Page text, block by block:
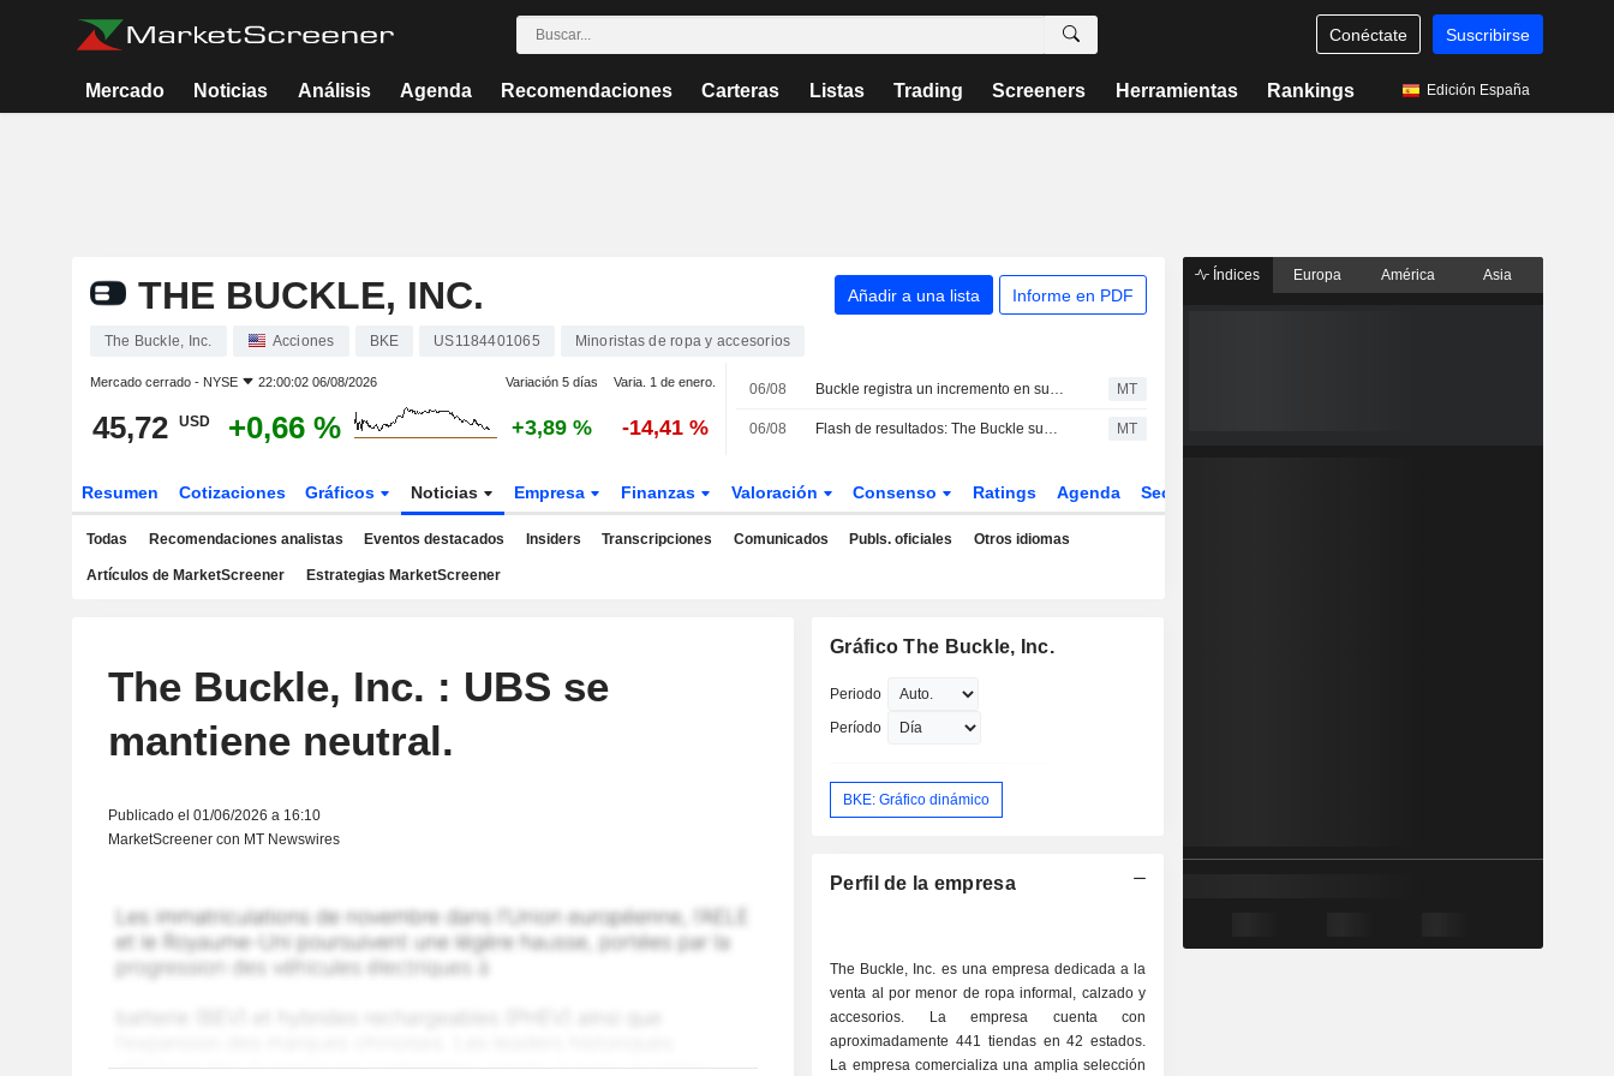
Conéctate Suscribirse
Mercado Noticias Análisis Agenda Recomendaciones Carteras Listas Trading Screeners Herramientas Rankings Edición España
THE BUCKLE, INC. Añadir a una lista Informe en PDF
The Buckle, Inc. Acciones BKE US1184401065 Minoristas de ropa y accesorios
Mercado cerrado - NYSE 22:00:02 06/08/2026 Variación 5 días Varia. 1 de enero.
45,72 USD +0,66 % +3,89 % -14,41 %
06/08 Buckle registra un incremento en sus ventas netas de julio MT
06/08 Flash de resultados: The Buckle supera las previsiones con unos ingresos de 319,8 millones USD en el segundo trimestre MT
Resumen Cotizaciones Gráficos Noticias Empresa Finanzas Valoración Consenso Ratings Agenda Sector
Todas Recomendaciones analistas Eventos destacados Insiders Transcripciones Comunicados Publs. oficiales Otros idiomas
Artículos de MarketScreener Estrategias MarketScreener
The Buckle, Inc. : UBS se
mantiene neutral.
Publicado el 01/06/2026 a 16:10
MarketScreener con MT Newswires
Gráfico The Buckle, Inc.
Periodo
Período
BKE: Gráfico dinámico
Perfil de la empresa
The Buckle, Inc. es una empresa dedicada a la
venta al por menor de ropa informal, calzado y
accesorios. La empresa cuenta con
aproximadamente 441 tiendas en 42 estados.
La empresa comercializa una amplia selección
Índices Europa América Asia